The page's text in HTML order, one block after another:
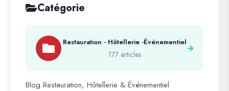
Catégorie
Restauration - Hôtellerie -Événementiel
177 articles
Blog Restauration, Hôtellerie & Événementiel